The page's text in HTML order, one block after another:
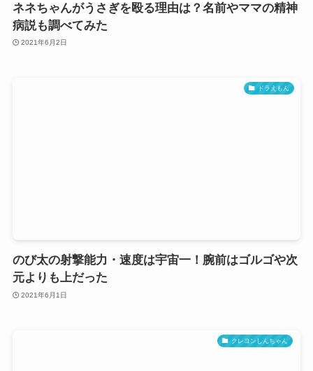
ネネちゃんがうさぎを殴る理由は？名前やママの精神
病説も調べてみた
2021年6月2日
ドラえもん
のび太の射撃能力・速度は宇宙一！腕前はゴルゴや次
元よりも上だった
2021年6月1日
クレヨンしんちゃん